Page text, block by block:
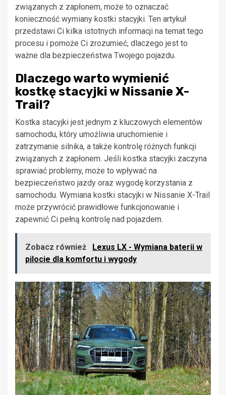
związanych z zapłonem, może to oznaczać
konieczność wymiany kostki stacyjki. Ten artykuł
przedstawi Ci kilka istotnych informacji na temat tego
procesu i pomoże Ci zrozumieć, dlaczego jest to
ważne dla bezpieczeństwa Twojego pojazdu.
Dlaczego warto wymienić
kostkę stacyjki w Nissanie X-
Trail?
Kostka stacyjki jest jednym z kluczowych elementów
samochodu, który umożliwia uruchomienie i
zatrzymanie silnika, a także kontrolę różnych funkcji
związanych z zapłonem. Jeśli kostka stacyjki zaczyna
sprawiać problemy, może to wpływać na
bezpieczeństwo jazdy oraz wygodę korzystania z
samochodu. Wymiana kostki stacyjki w Nissanie X-Trail
może przywrócić prawidłowe funkcjonowanie i
zapewnić Ci pełną kontrolę nad pojazdem.
Zobacz również
Lexus LX - Wymiana baterii w
pilocie dla komfortu i wygody